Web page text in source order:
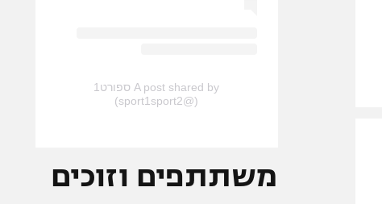
A post shared by ספורט1
(@sport1sport2)
משתתפים וזוכים